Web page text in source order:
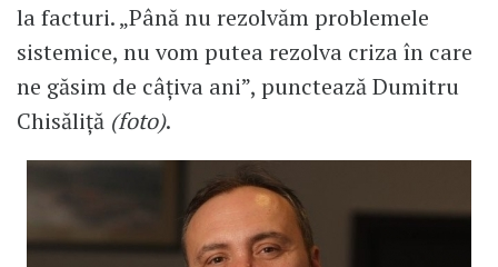
la facturi. „Până nu rezolvăm problemele
sistemice, nu vom putea rezolva criza în care
ne găsim de câțiva ani”, punctează Dumitru
Chisăliță (foto).